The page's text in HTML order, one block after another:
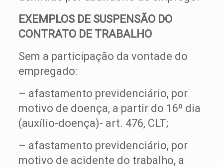
EXEMPLOS DE SUSPENSÃO DO
CONTRATO DE TRABALHO
Sem a participação da vontade do
empregado:
– afastamento previdenciário, por
motivo de doença, a partir do 16º dia
(auxílio-doença)- art. 476, CLT;
– afastamento previdenciário, por
motivo de acidente do trabalho, a